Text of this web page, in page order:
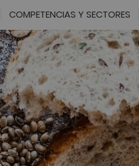
COMPETENCIAS Y SECTORES